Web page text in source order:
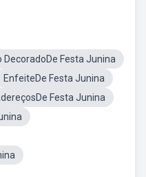
DecoradoDe Festa Junina
EnfeiteDe Festa Junina
Festa Junina